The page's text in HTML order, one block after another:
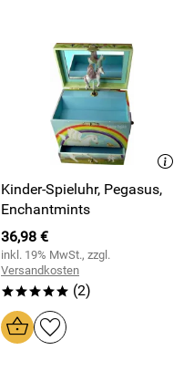
Kinder-Spieluhr, Pegasus,
Enchantmints
36,98 €
inkl. 19% MwSt., zzgl.
Versandkosten
***** (2)